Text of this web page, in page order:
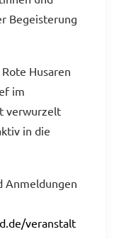
Begeisterung
Husaren
im
verwurzelt
in die
Anmeldungen
veranstalt